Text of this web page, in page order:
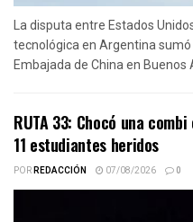
La disputa entre Estados
tecnológica en Argentina
Embajada de China en Buenos
RUTA 33: Chocó una
11 estudiantes heridos
PORREDACCIÓN 07/08/2026 0